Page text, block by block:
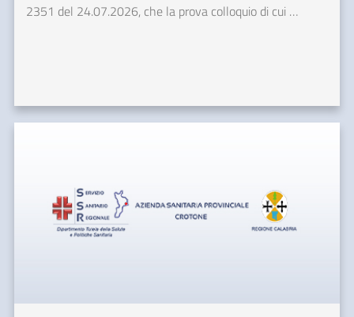
2351 del 24.07.2026, che la prova colloquio di cui …